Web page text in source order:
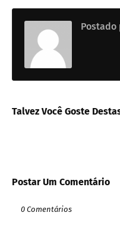
Postado
Talvez Você Goste
Postar Um Comentário
0 Comentários